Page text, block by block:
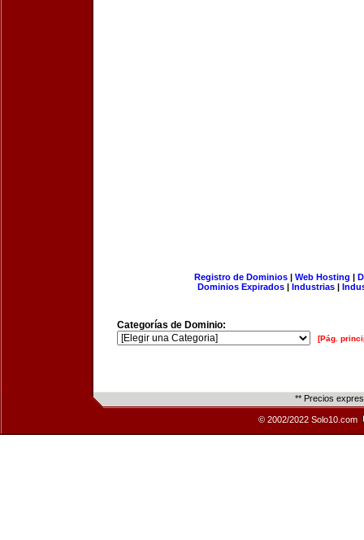
Registro de Dominios| Web Hosting |
Dominios Expirados | Industrias |
Categorías de Dominio:
[Pág.
** Precios
© 2002/2022 Solo10.com